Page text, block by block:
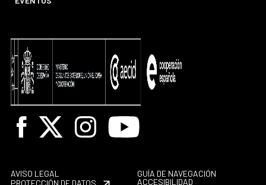
Facebook
X InstagramYoutube
AVISO LEGAL
PROTECCIÓN DE DATOS
GUÍA DE NAVEGACIÓN
ACCESIBILIDAD